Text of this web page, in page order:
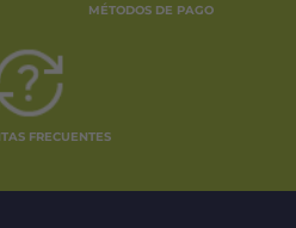
MÉTODOS DE PAGO
FRECUENTES